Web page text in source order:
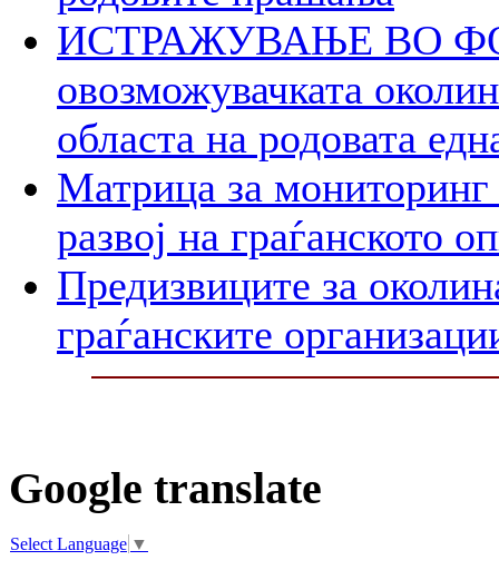
ИСТРАЖУВАЊЕ ВО
овозможувачката
областа на родовата
Матрица за мониторинг
развој на граѓанското
Предизвиците за
граѓанските
Google translate
Select Language ▼